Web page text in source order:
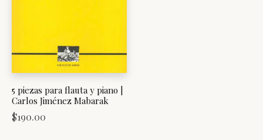
5 piezas para flauta y piano |
Carlos Jiménez Mabarak
$190.00